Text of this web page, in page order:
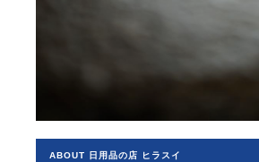
ABOUT 日用品の店 ヒラスイ